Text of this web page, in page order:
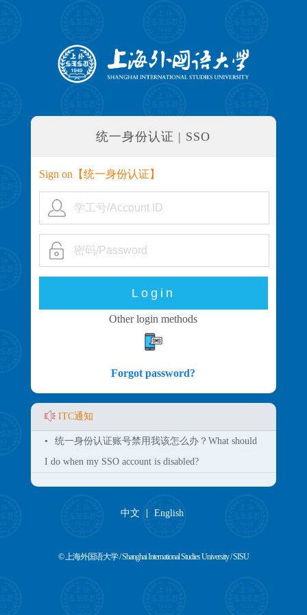
统一身份认证 | SSO
Sign on【统一身份认证 】
Other login methods
Forgot password?
ITC通知
•
统一身份认证账号禁用我该怎么办？What should
I do when my SSO account is disabled?
中文 English
© 上海外国语大学 / Shanghai International Studies University / SISU